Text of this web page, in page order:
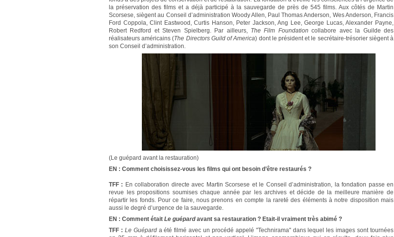
la préservation des films et a déjà participé à la sauvegarde de près de 545 films. Aux côtés de Martin
Scorsese, siègent au Conseil d’administration Woody Allen, Paul Thomas Anderson, Wes Anderson, Francis
Ford Coppola, Clint Eastwood, Curtis Hanson, Peter Jackson, Ang Lee, George Lucas, Alexander Payne,
Robert Redford et Steven Spielberg. Par ailleurs, The Film Foundation collabore avec la Guilde des
réalisateurs américains (The Directors Guild of America) dont le président et le secrétaire-trésorier siègent à
son Conseil d’administration.
(Le guépard avant la restauration)
EN : Comment choisissez-vous les films qui ont besoin d’être restaurés ?
TFF : En collaboration directe avec Martin Scorsese et le Conseil d’administration, la fondation passe en
revue les propositions soumises chaque année par les archives et décide de la meilleure manière de
répartir les fonds. Pour ce faire, nous prenons en compte la rareté des éléments à notre disposition mais
aussi le degré d’urgence de la sauvegarde.
EN : Comment était Le guépardavant sa restauration ? Etait-il vraiment très abimé ?
TFF : Le Guéparda été filmé avec un procédé appelé "Technirama" dans lequel les images sont tournées